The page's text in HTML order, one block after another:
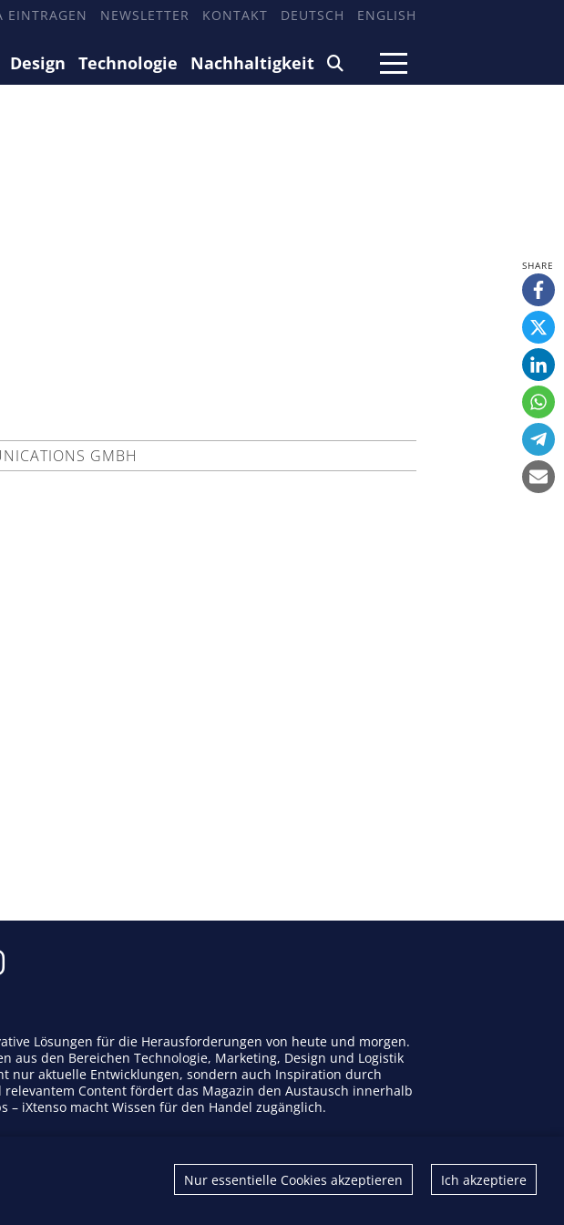
EINTRAGEN NEWSLETTER KONTAKT DEUTSCH ENGLISH
Design Technologie Nachhaltigkeit
GMBH
Lösungen für die Herausforderungen von heute und morgen.
den Bereichen Technologie, Marketing, Design und Logistik
aktuelle Entwicklungen, sondern auch Inspiration durch
Content fördert das Magazin den Austausch innerhalb
iXtenso macht Wissen für den Handel zugänglich.
Kontakt
Impressum
Ich akzeptiere
Nur essentielle Cookies akzeptieren